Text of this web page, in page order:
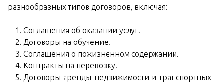
разнообразных типов договоров, включая:
Соглашения об оказании услуг.
Договоры на обучение.
Соглашения о пожизненном содержании.
Контракты на перевозку.
Договоры аренды недвижимости и транспортных